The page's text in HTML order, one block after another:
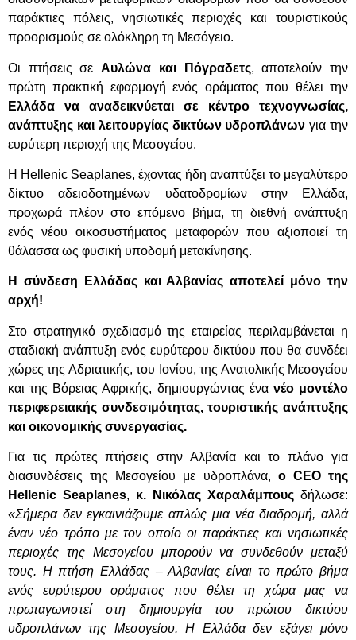
παράκτιες πόλεις, νησιωτικές περιοχές και τουριστικούς
προορισμούς σε ολόκληρη τη Μεσόγειο.
Οι πτήσεις σεΑυλώνα και Πόγραδετς, αποτελούν την
πρώτη πρακτική εφαρμογή ενός οράματος που θέλει την
Ελλάδα να αναδεικνύεται σε κέντρο τεχνογνωσίας,
ανάπτυξης και λειτουργίας δικτύων υδροπλάνων για την
ευρύτερη περιοχή της Μεσογείου.
Η Hellenic Seaplanes, έχοντας ήδη αναπτύξει το μεγαλύτερο
δίκτυο αδειοδοτημένων υδατοδρομίων στην Ελλάδα,
προχωρά πλέον στο επόμενο βήμα, τη διεθνή ανάπτυξη
ενός νέου οικοσυστήματος μεταφορών που αξιοποιεί τη
θάλασσα ως φυσική υποδομή μετακίνησης.
Η σύνδεση Ελλάδας και Αλβανίας αποτελεί μόνο την
αρχή!
Στο στρατηγικό σχεδιασμό της εταιρείας περιλαμβάνεται η
σταδιακή ανάπτυξη ενός ευρύτερου δικτύου που θα συνδέει
χώρες της Αδριατικής, του Ιονίου, της Ανατολικής Μεσογείου
και της Βόρειας Αφρικής, δημιουργώντας ένα νέο μοντέλο
περιφερειακής συνδεσιμότητας, τουριστικής ανάπτυξης
και οικονομικής συνεργασίας.
Για τις πρώτες πτήσεις στην Αλβανία και το πλάνο για
διασυνδέσεις της Μεσογείου με υδροπλάνα, ο CEO της
Hellenic Seaplanes, κ. Νικόλας Χαραλάμπους δήλωσε:
«Σήμερα δεν εγκαινιάζουμε απλώς μια νέα διαδρομή, αλλά
έναν νέο τρόπο με τον οποίο οι παράκτιες και νησιωτικές
περιοχές της Μεσογείου μπορούν να συνδεθούν μεταξύ
τους. Η πτήση Ελλάδας – Αλβανίας είναι το πρώτο βήμα
ενός ευρύτερου οράματος που θέλει τη χώρα μας να
πρωταγωνιστεί στη δημιουργία του πρώτου δικτύου
υδροπλάνων της Μεσογείου. Η Ελλάδα δεν εξάγει μόνο